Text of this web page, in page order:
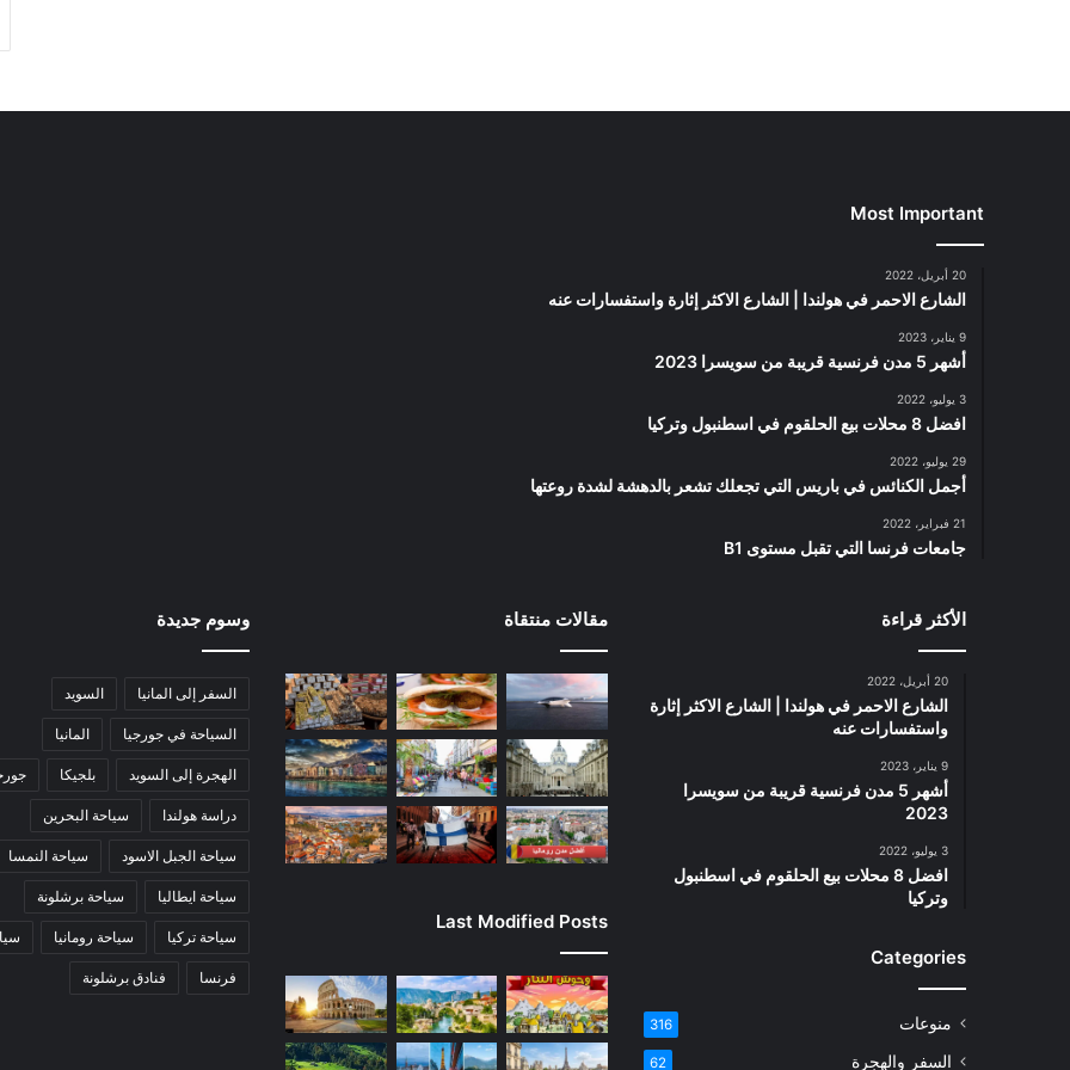
Most Important
20 أبريل، 2022
الشارع الاحمر في هولندا | الشارع الاكثر إثارة واستفسارات عنه
9 يناير، 2023
أشهر 5 مدن فرنسية قريبة من سويسرا 2023
3 يوليو، 2022
افضل 8 محلات بيع الحلقوم في اسطنبول وتركيا
29 يوليو، 2022
أجمل الكنائس في باريس التي تجعلك تشعر بالدهشة لشدة روعتها
21 فبراير، 2022
جامعات فرنسا التي تقبل مستوى B1
الأكثر قراءة
20 أبريل، 2022
الشارع الاحمر في هولندا | الشارع الاكثر إثارة
واستفسارات عنه
9 يناير، 2023
أشهر 5 مدن فرنسية قريبة من سويسرا
2023
3 يوليو، 2022
افضل 8 محلات بيع الحلقوم في اسطنبول
وتركيا
Categories
منوعات 316
السفر والهجرة 62
مقالات منتقاة
Last Modified Posts
وسوم جديدة
السفر إلى المانيا السويد
السياحة في جورجيا المانيا
الهجرة إلى السويد بلجيكا
دراسة هولندا سياحة البحرين
سياحة الجبل الاسود سياحة النمسا
سياحة ايطاليا سياحة برشلونة
سياحة تركيا سياحة رومانيا
فرنسا فنادق برشلونة